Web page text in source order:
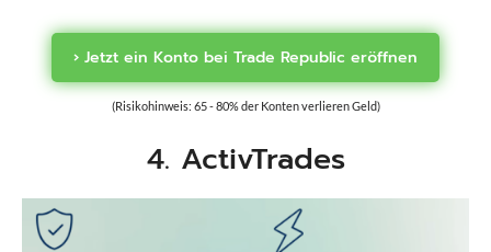
› Jetzt ein Konto bei Trade Republic eröffnen
(Risikohinweis: 65 - 80% der Konten verlieren Geld)
4. ActivTrades